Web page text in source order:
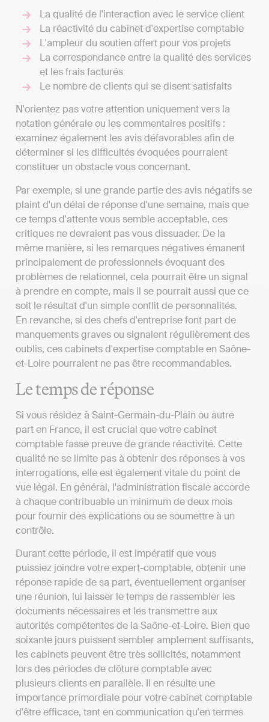
La qualité de l'interaction avec le service client
La réactivité du cabinet d'expertise comptable
L'ampleur du soutien offert pour vos projets
La correspondance entre la qualité des services
et les frais facturés
Le nombre de clients qui se disent satisfaits
N'orientez pas votre attention uniquement vers la
notation générale ou les commentaires positifs :
examinez également les avis défavorables afin de
déterminer si les difficultés évoquées pourraient
constituer un obstacle vous concernant.
Par exemple, si une grande partie des avis négatifs se
plaint d'un délai de réponse d'une semaine, mais que
ce temps d'attente vous semble acceptable, ces
critiques ne devraient pas vous dissuader. De la
même manière, si les remarques négatives émanent
principalement de professionnels évoquant des
problèmes de relationnel, cela pourrait être un signal
à prendre en compte, mais il se pourrait aussi que ce
soit le résultat d'un simple conflit de personnalités.
En revanche, si des chefs d'entreprise font part de
manquements graves ou signalent régulièrement des
oublis, ces cabinets d'expertise comptable en Saône-
et-Loire pourraient ne pas être recommandables.
Le temps de réponse
Si vous résidez à Saint-Germain-du-Plain ou autre
part en France, il est crucial que votre cabinet
comptable fasse preuve de grande réactivité. Cette
qualité ne se limite pas à obtenir des réponses à vos
interrogations, elle est également vitale du point de
vue légal. En général, l'administration fiscale accorde
à chaque contribuable un minimum de deux mois
pour fournir des explications ou se soumettre à un
contrôle.
Durant cette période, il est impératif que vous
puissiez joindre votre expert-comptable, obtenir une
réponse rapide de sa part, éventuellement organiser
une réunion, lui laisser le temps de rassembler les
documents nécessaires et les transmettre aux
autorités compétentes de la Saône-et-Loire. Bien que
soixante jours puissent sembler amplement suffisants,
les cabinets peuvent être très sollicités, notamment
lors des périodes de clôture comptable avec
plusieurs clients en parallèle. Il en résulte une
importance primordiale pour votre cabinet comptable
d'être efficace, tant en communication qu'en termes